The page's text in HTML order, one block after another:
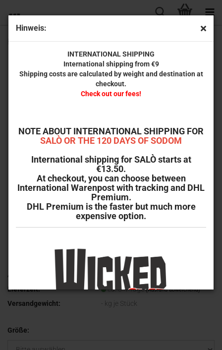
Hinweis:
INTERNATIONAL SHIPPING
International shipping from €9
Shipping costs are calculated by weight and destination at
checkout.
Check out our fees!
NOTE ABOUT INTERNATIONAL SHIPPING FOR
SALÒ OR THE 120 DAYS OF SODOM
International shipping for SALÒ starts at
€13.50.
At checkout, you can choose between
International Warenpost with tracking and DHL
Premium.
DHL Premium is the faster but much more
expensive option.
Perdita Durango (Limited T-Shirt)
Art.Nr.:
WVT-2024-1
Lieferzeit:
ca. 3-4 Tage(Ausland abweichend)
Versandgewicht: kg je Stück
Größe: